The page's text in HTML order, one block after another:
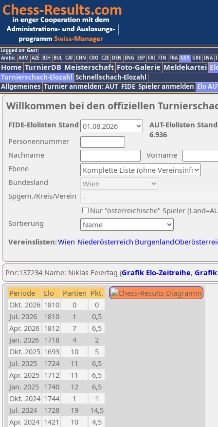
Logged on: Gast
Arabic ARM AZE BIH BUL CAT CHN CRO CZE DEN ENG ESP FAI FIN FRA GER GRE INA
Home TurnierDB Meisterschaft Foto-Galerie Meldekartei
Turnierschach-Elozahl Schnellschach-Elozahl
Allgemeines Turnier anmelden: AUT FIDE Spieler anmelden Elo
Willkommen bei den offiziellen
Nachname
Vorname
Ebene
Sortierung
Personennummer
Bundesland
Spgem./Kreis/Verein
Nur "österreichische" Spieler
Vereinslisten:Wien Niederösterreich Burgenland
AUT-Elolisten
6.936
FIDE-Elolisten Stand
Pnr:137234 Name: Niklas Feiertag (Grafik Elo-Zeitreihe,
Periode Elo Partien Pkt.
Okt. 2026 1810 0
0
Jul. 2026
1810 1
0,5
Apr. 2026 1812 7
6,5
Jan. 2026 1718 4
2
Okt. 2025 1693 10
5
Jul. 2025
1724 11
6,5
Apr. 2025 1712 11
6,5
Jan. 2025 1740 12
6,5
Okt. 2024 1744 1
1
Jul. 2024
1728 19
14,5
Apr. 2024 1421 10
4,5